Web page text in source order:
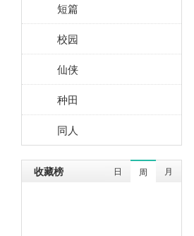
短篇
校园
仙侠
种田
同人
收藏榜 日 周 月